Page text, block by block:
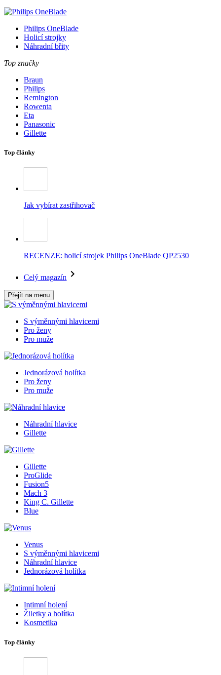
Philips OneBlade
Holicí strojky
Náhradní břity
Top značky
Braun
Philips
Remington
Rowenta
Eta
Panasonic
Gillette
Top články
Jak vybírat zastřihovač
RECENZE: holicí strojek Philips OneBlade QP2530
Celý magazín
Přejít na menu
S výměnnými hlavicemi
Pro ženy
Pro muže
Jednorázová holítka
Pro ženy
Pro muže
Náhradní hlavice
Gillette
Gillette
ProGlide
Fusion5
Mach 3
King C. Gillette
Blue
Venus
S výměnnými hlavicemi
Náhradní hlavice
Jednorázová holítka
Intimní holení
Žiletky a holítka
Kosmetika
Top články